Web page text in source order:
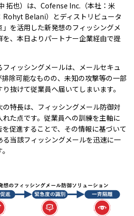
拓也）は、Cofense Inc.（本社：米
Rohyt Belani）とディストリビュータ
を活用した新発想のフィッシングメ
、本日よりパートナー企業経由で提
ィッシングメールは、メールセキュ
除可能なものの、未知の攻撃等の一部
抜けて従業員へ届いてしまいます。
特長は、フィッシングメール防御対
た点です。従業員への訓練を主軸に
促進することで、その情報に基づいて
当該フィッシングメールを迅速に一